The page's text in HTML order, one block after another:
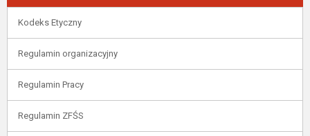
Kodeks Etyczny
Regulamin organizacyjny
Regulamin Pracy
Regulamin ZFŚS